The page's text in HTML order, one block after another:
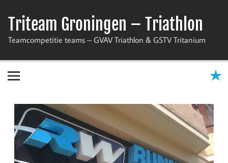
content
Triteam Groningen – Triathlon
Teamcompetitie teams – GVAV Triathlon & GSTV Tritanium